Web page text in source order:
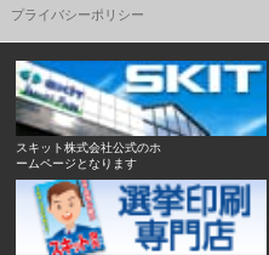
プライバシーポリシー
スキット株式会社公式のホ
ームページとなります